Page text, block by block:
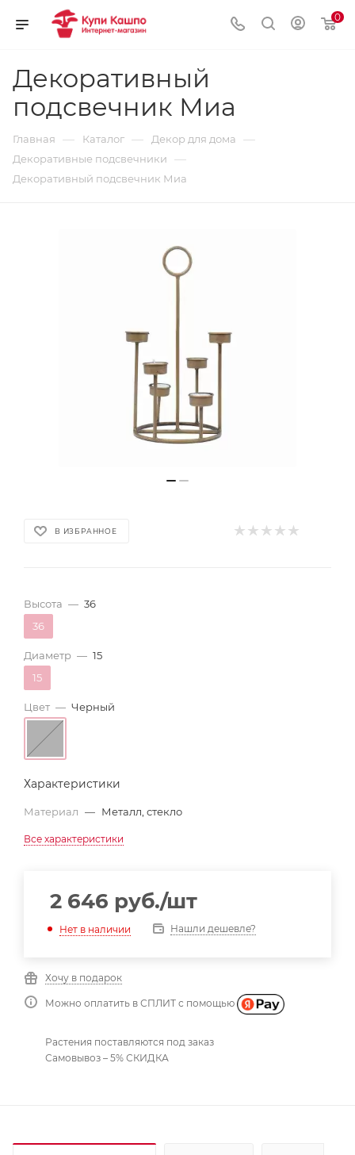
0
Декоративный
подсвечник Миа
Главная — Каталог — Декор для дома —
Декоративные подсвечники —
Декоративный подсвечник Миа
В ИЗБРАННОЕ
Высота — 36
36
Диаметр — 15
15
Цвет — Черный
Характеристики
Материал — Металл, стекло
Все характеристики
2 646 руб./шт
Нет в наличии Нашли дешевле?
Хочу в подарок
Можно оплатить в СПЛИТ с помощью
Растения поставляются под заказ
Самовывоз – 5% СКИДКА